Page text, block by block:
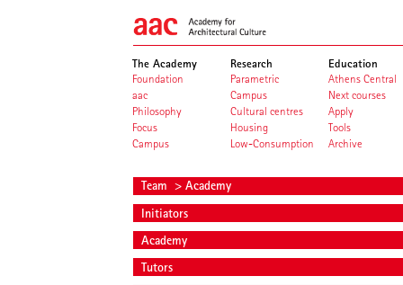
The Academy
Foundation
aac
Philosophy
Focus
Campus
Research
Parametric
Campus
Cultural centres
Housing
Low-Consumption
Education
Athens Central
Next courses
Apply
Tools
Archive
Team > Academy
Initiators
Academy
Tutors